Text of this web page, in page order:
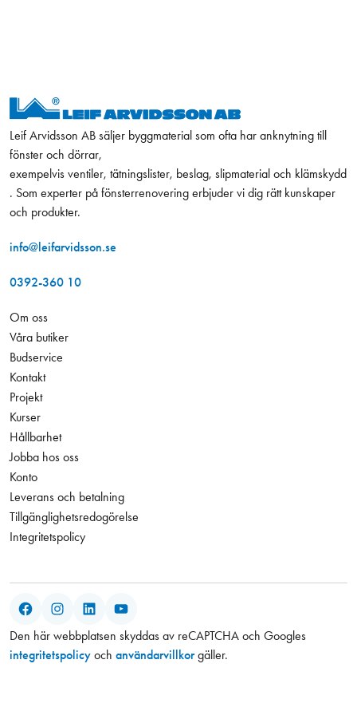
Leif Arvidsson AB säljer byggmaterial som ofta har anknytning till
fönster och dörrar,
exempelvis ventiler, tätningslister, beslag, slipmaterial och klämskydd
. Som experter på fönsterrenovering erbjuder vi dig rätt kunskaper
och produkter.
info@leifarvidsson.se
0392-360 10
Om oss
Våra butiker
Budservice
Kontakt
Projekt
Kurser
Hållbarhet
Jobba hos oss
Konto
Leverans och betalning
Tillgänglighetsredogörelse
Integritetspolicy
Facebook
Instagram
LinkedIn
Den här webbplatsen skyddas av reCAPTCHA och Googles
integritetspolicy och användarvillkorgäller.